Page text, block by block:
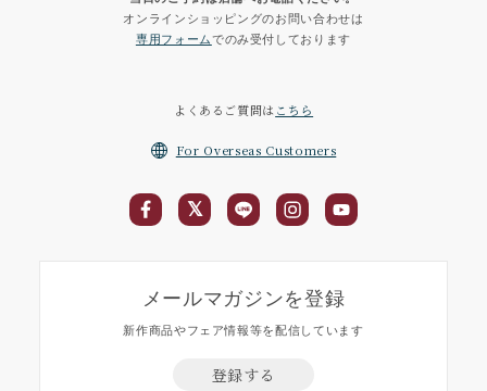
オンラインショッピングのお問い合わせは
専用フォームでのみ受付しております
よくあるご質問は こちら
For Overseas Customers
メールマガジンを登録
新作商品やフェア情報等を配信しています
登録する